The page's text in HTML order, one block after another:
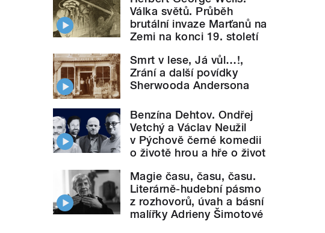
Válka světů. Průběh
brutální invaze Marťanů na
Zemi na konci 19. století
Smrt v lese, Já vůl…!,
Zrání a další povídky
Sherwooda Andersona
Benzína Dehtov. Ondřej
Vetchý a Václav Neužil
v Pýchově černé komedii
o životě hrou a hře o život
Magie času, času, času.
Literárně-hudební pásmo
z rozhovorů, úvah a básní
malířky Adrieny Šimotové